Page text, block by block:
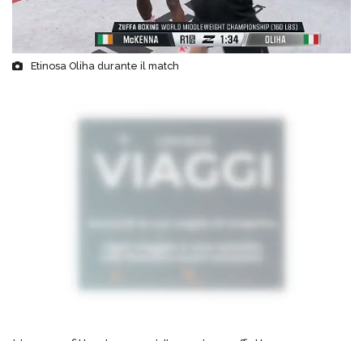
Etinosa Oliha durante il match